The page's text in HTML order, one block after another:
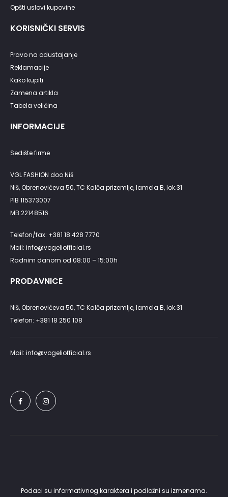
Opšti uslovi kupovine
KORISNIČKI SERVIS
Pravo na odustajanje
Reklamacije
Kako kupiti
Zamena artikla
Tabela veličina
INFORMACIJE
Sedište firme
VGL FASHION doo Niš
Niš, Obrenovićeva 50, TC Kalča prizemlje, lamela B, lok.31
PIB 115373007
MB 22148516
Telefon/fax: +381 18 428 7770
Mail: info@vogeliofficial.rs
Radnim danom od 08:00 – 15:00h
PRODAVNICE
Niš, Obrenovićeva 50, TC Kalča prizemlje, lamela B, lok.31
Telefon: +381 18 250 108
Mail: info@vogeliofficial.rs
Podaci su informativnog karaktera i podložni su izmenama.